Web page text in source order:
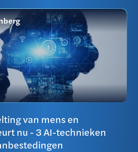
van mens en
nu - 3 AI-technieken